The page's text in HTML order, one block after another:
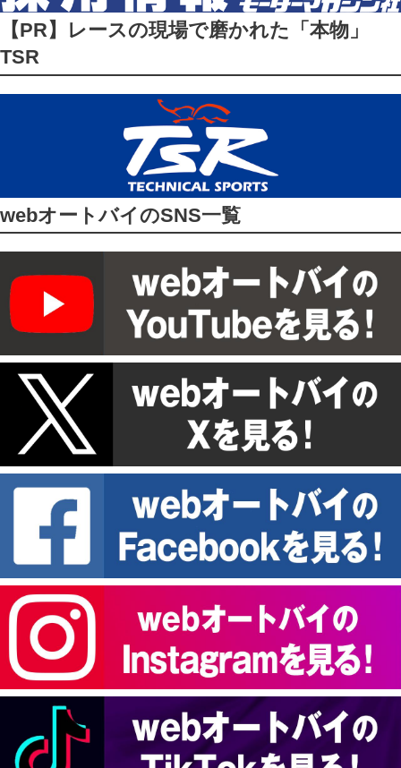
【PR】レースの現場で磨かれた「本物」
TSR
webオートバイのSNS一覧